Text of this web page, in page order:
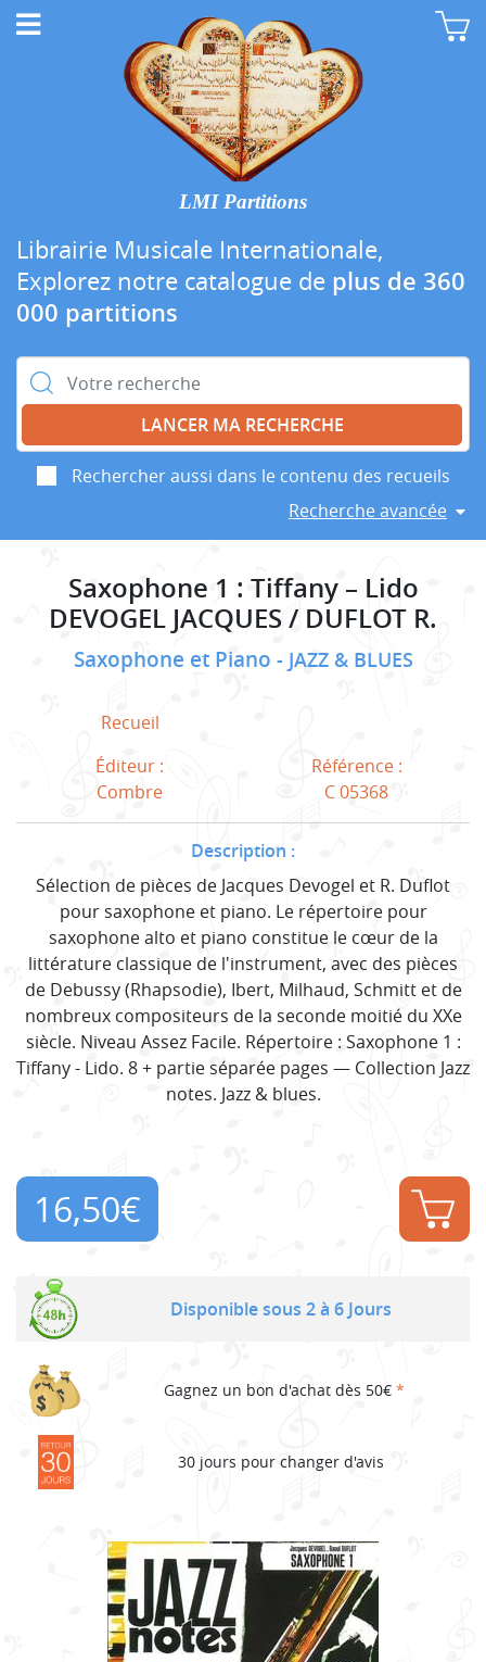
LMI Partitions
Librairie Musicale Internationale,
Explorez notre catalogue de plus de 360
000 partitions
Rechercher :
Rechercher aussi dans le contenu des recueils
Recherche avancée
Saxophone 1 : Tiffany – Lido
DEVOGEL JACQUES / DUFLOT R.
Saxophone et Piano JAZZ & BLUES
Recueil
Éditeur :
Combre
Référence :
C 05368
Description :
Sélection de pièces de Jacques Devogel et R. Duflot
pour saxophone et piano. Le répertoire pour
saxophone alto et piano constitue le cœur de la
littérature classique de l'instrument, avec des pièces
de Debussy (Rhapsodie), Ibert, Milhaud, Schmitt et de
nombreux compositeurs de la seconde moitié du XXe
siècle. Niveau Assez Facile. Répertoire : Saxophone 1 :
Tiffany - Lido. 8 + partie séparée pages — Collection Jazz
notes. Jazz & blues.
16,50€
Disponible sous 2 à 6 Jours
Gagnez un bon d'achat dès 50€ *
30 jours pour changer d'avis